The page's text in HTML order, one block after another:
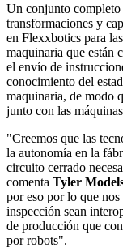
Un conjunto completo
transformaciones y
en Flexxbotics para
maquinaria que están
el envío de
conocimiento del
maquinaria, de modo
junto con las
"Creemos que las
la autonomía en la
circuito cerrado
comenta Tyler
por eso por lo que
inspección sean
de producción que
por robots".